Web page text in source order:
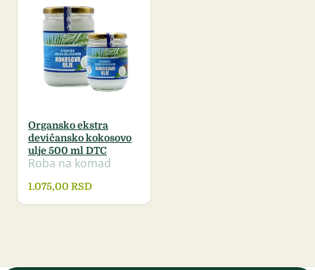
Organsko ekstra
devičansko kokosovo
ulje 500 ml DTC
Roba na komad
1.075,00 RSD